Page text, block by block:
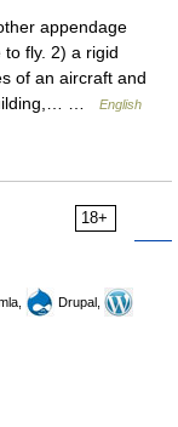
appendage
fly. 2) a rigid
of an aircraft and
…
English
18+
Drupal,